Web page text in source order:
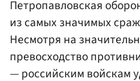
Петропавловская
из самых значимых
Несмотря на
превосходство
— российским войскам